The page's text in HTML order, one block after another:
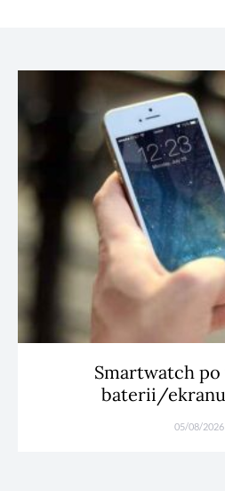
Smartwatch
baterii/
05/08/2026